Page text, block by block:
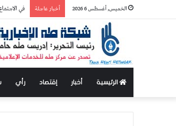
الخميس, أغسطس 6 2026 أخبار عاجلة في
الرئيسية أخبار إقتصاد رأي